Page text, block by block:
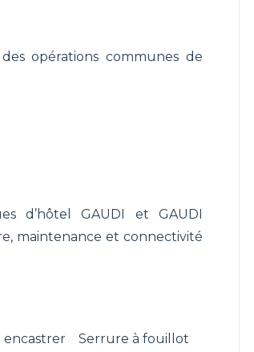
opérations communes de
d’hôtel GAUDI et GAUDI
maintenance et connectivité
encastrer
Serrure à fouillot